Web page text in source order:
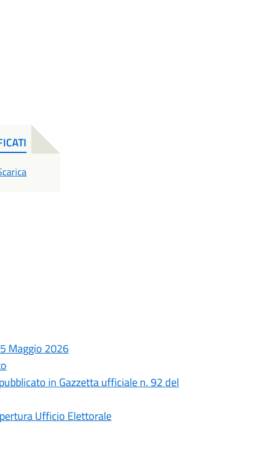
Maggio 2026
in Gazzetta ufficiale n. 92 del
Ufficio Elettorale